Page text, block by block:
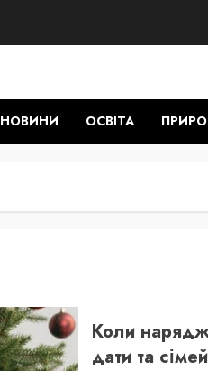
НОВИНИ ОСВІТА
Коли
дати та